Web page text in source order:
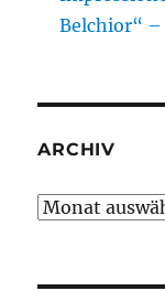
Belchior“ –
ARCHIV
Archiv